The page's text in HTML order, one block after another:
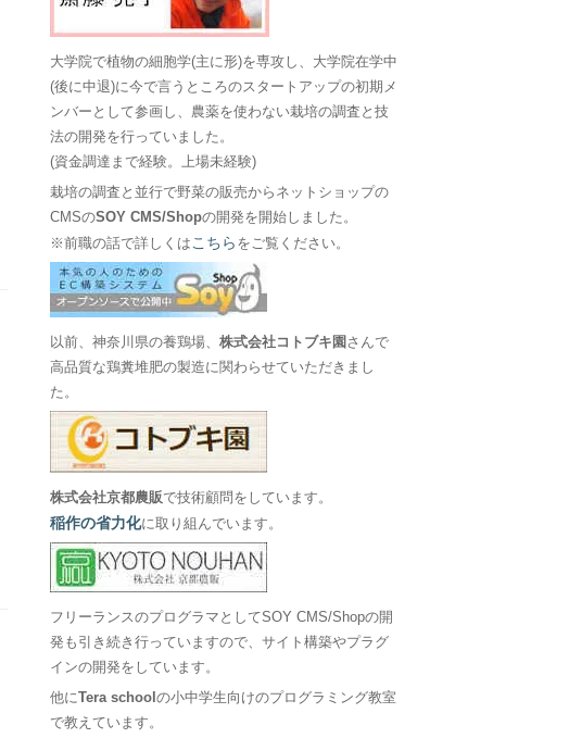
大学院で植物の細胞学(主に形)を専攻し、大学院在学中
(後に中退)に今で言うところのスタートアップの初期メ
ンバーとして参画し、農薬を使わない栽培の調査と技
法の開発を行っていました。
(資金調達まで経験。上場未経験)
栽培の調査と並行で野菜の販売からネットショップの
CMSのSOY CMS/Shopの開発を開始しました。
※前職の話で詳しくは こちら をご覧ください。
以前、神奈川県の養鶏場、株式会社コトブキ園 さんで
高品質な鶏糞堆肥の製造に関わらせていただきまし
た。
株式会社京都農販で技術顧問をしています。
稲作の省力化に取り組んでいます。
フリーランスのプログラマとしてSOY CMS/Shopの開
発も引き続き行っていますので、サイト構築やプラグ
インの開発をしています。
他にTera schoolの小中学生向けのプログラミング教室
で教えています。